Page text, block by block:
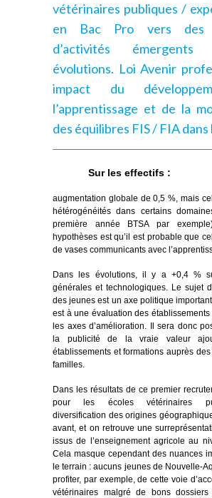
vétérinaires publiques /
en Bac Pro vers des
d’activités
évolutions. Loi Avenir
impact du
l’apprentissage et de la
des équilibres FIS / FIA dans
Sur les effectifs :
augmentation globale de 0,5 %, mais
hétérogénéités dans certains
première année BTSA par
hypothèses est qu’il est probable que
de vases communicants avec
Dans les évolutions, il y a +0,4 %
générales et technologiques. Le sujet
des jeunes est un axe politique
est à une évaluation des
les axes d’amélioration. Il sera donc
la publicité de la vraie valeur
établissements et formations auprès
familles.
Dans les résultats de ce premier
pour les écoles vétérinaires
diversification des origines
avant, et on retrouve une
issus de l’enseignement agricole au
Cela masque cependant des nuances
le terrain : aucuns jeunes de Nouvelle-
profiter, par exemple, de cette voie
vétérinaires malgré de bons dossiers